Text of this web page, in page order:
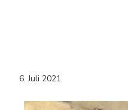
6. Juli 2021